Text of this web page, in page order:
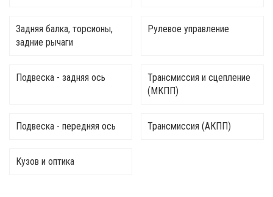
Задняя балка, торсионы,
задние рычаги
Рулевое управление
Подвеска - задняя ось
Трансмиссия и сцепление
(МКПП)
Подвеска - передняя ось Трансмиссия (АКПП)
Кузов и оптика